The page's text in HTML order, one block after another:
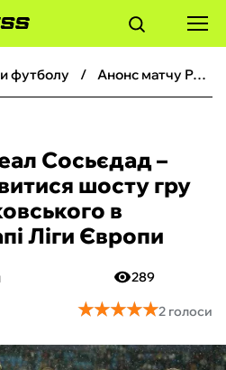
футболу Анонс матчу Реал Сосьєдад – Динамо: де дивитися шосту гру команди Шовковського в основному етапі Ліги Європи
Сосьєдад –
шосту гру
в
Ліги Європи
289
★★★★★
★★★★★2 голоси